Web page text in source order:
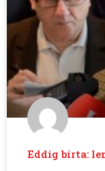
Eddig bírta: